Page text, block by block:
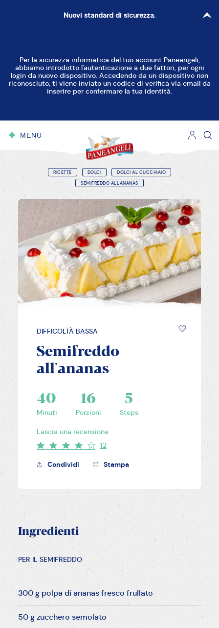
Nuovi standard di sicurezza.
Per la sicurezza informatica del tuo account Paneangeli,
abbiamo introdotto l'autenticazione a due fattori, per ogni
login da nuovo dispositivo. Accedendo da un dispositivo non
riconosciuto, ti viene inviato un codice di verifica via email da
inserire per confermare la tua identità.
MENU
RICETTE DOLCI
DOLCI AL CUCCHIAIO
SEMIFREDDO ALL'ANANAS
DIFFICOLTÀ BASSA
Semifreddo
all'ananas
40
Minuti
16
Porzioni
5
Steps
Lascia una recensione
12
Condividi Stampa
Ingredienti
PER IL SEMIFREDDO
300 g polpa di ananas fresco frullato
50 g zucchero semolato